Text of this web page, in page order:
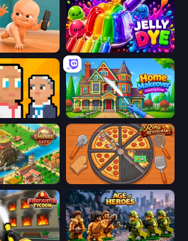
Mother Life Simulator: Prank Jelly Dye
Home Makeover Cleaning Game
Ring Restaurant